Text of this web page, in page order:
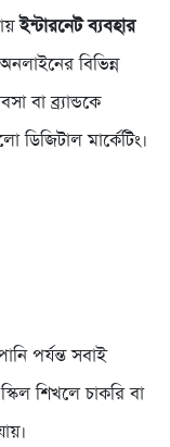
ইন্টারনেট ব্যবহার
বিভিন্ন
বা ব্র্যান্ডকে
মার্কেটিং।
পর্যন্ত সবাই
শিখলে চাকরি বা